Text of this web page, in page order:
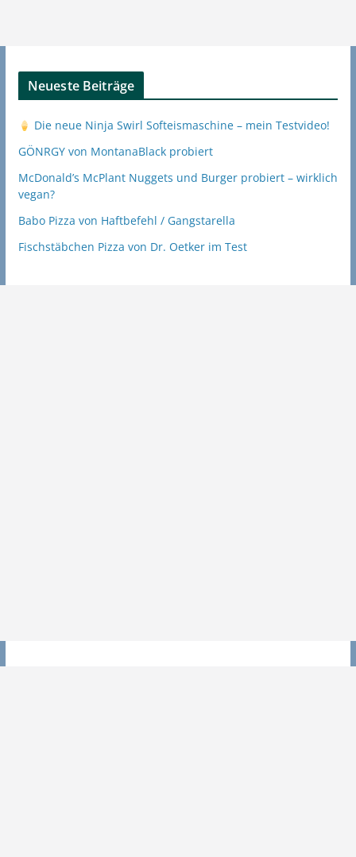
Neueste Beiträge
Die neue Ninja Swirl Softeismaschine – mein Testvideo!
GÖNRGY von MontanaBlack probiert
McDonald’s McPlant Nuggets und Burger probiert – wirklich
vegan?
Babo Pizza von Haftbefehl / Gangstarella
Fischstäbchen Pizza von Dr. Oetker im Test